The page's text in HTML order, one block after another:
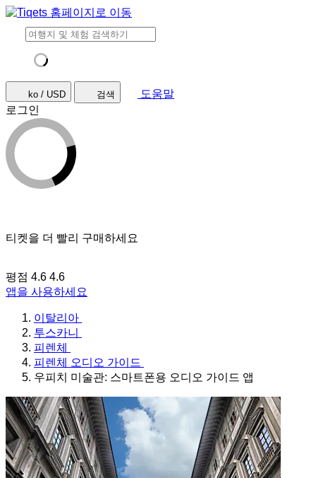
ko / USD 검색
도움말
로그인
티켓을 더 빨리 구매하세요
평점 4.6 4.6
앱을 사용하세요
이탈리아
투스카니
피렌체
피렌체 오디오 가이드
우피치 미술관: 스마트폰용 오디오 가이드 앱